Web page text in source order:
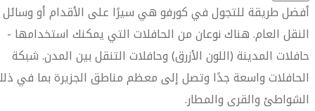
أفضل طريقة للتجول في كورفو هي سيرًا على الأقدام أو وسائل
النقل العام. هناك نوعان من الحافلات التي يمكنك استخدامها -
حافلات المدينة (اللون الأزرق) وحافلات التنقل بين المدن. شبكة
الحافلات واسعة جدًا وتصل إلى معظم مناطق الجزيرة بما في
الشواطئ والقرى والمطار.